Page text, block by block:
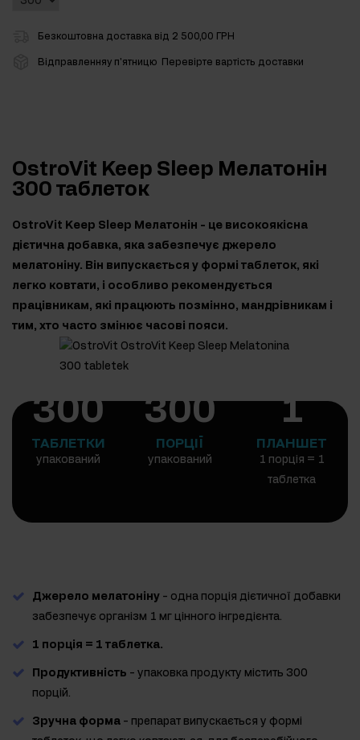
Безкоштовна доставка від 2 500,00 ГРН
Відправленняу п'ятницю Перевірте вартість доставки
OstroVit Keep Sleep Мелатонін
300 таблеток
OstroVit Keep Sleep Мелатонін - це високоякісна
дієтична добавка, яка забезпечує джерело
мелатоніну. Він випускається у формі таблеток, які
легко ковтати, і особливо рекомендується
працівникам, які працюють позмінно, мандрівникам і
тим, хто часто змінює часові пояси.
300
ТАБЛЕТКИ
упакований
300
ПОРЦІЇ
упакований
1
ПЛАНШЕТ
1 порція = 1
таблетка
Джерело мелатоніну - одна порція дієтичної добавки
забезпечує організм 1 мг цінного інгредієнта.
1 порція = 1 таблетка.
Продуктивність - упаковка продукту містить 300
порцій.
Зручна форма - препарат випускається у формі